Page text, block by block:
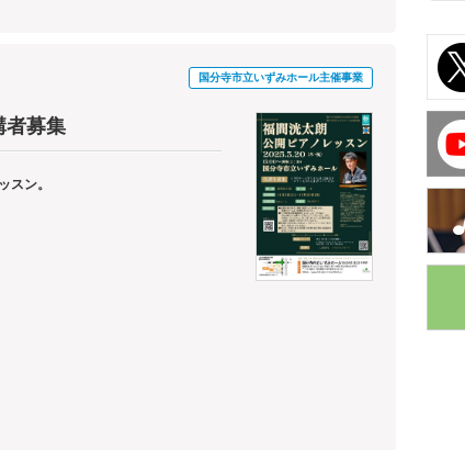
国分寺市立いずみホール主催事業
募集
スン。